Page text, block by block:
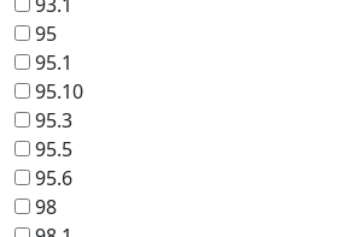
95
95.1
95.10
95.3
95.5
95.6
98